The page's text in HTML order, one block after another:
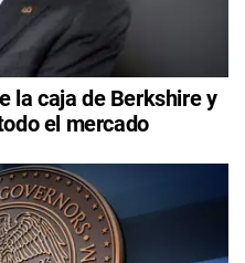
la caja de Berkshire y
el mercado